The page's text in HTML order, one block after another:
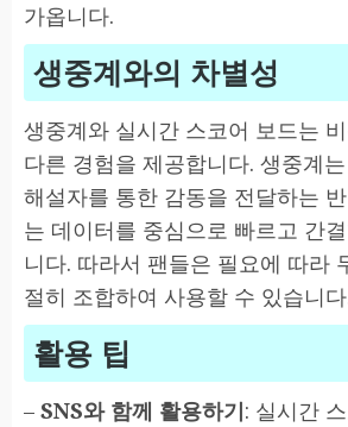
가옵니다.
생중계와의 차별성
생중계와 실시간 스코어 보드는
다른 경험을 제공합니다. 생중계
해설자를 통한 감동을 전달하는
는 데이터를 중심으로 빠르고 간
니다. 따라서 팬들은 필요에 따라
절히 조합하여 사용할 수 있습니
활용 팁
– SNS와 함께 활용하기: 실시간